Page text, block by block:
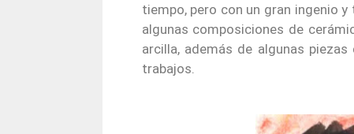
tiempo, pero con un gran ingenio
algunas composiciones de
arcilla, además de algunas
trabajos.